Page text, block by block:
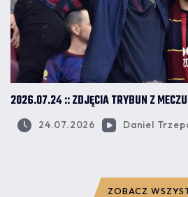
2026.07.24 :: ZDJĘCIA TRYBUN Z
24.07.2026 Daniel
ZOBACZ